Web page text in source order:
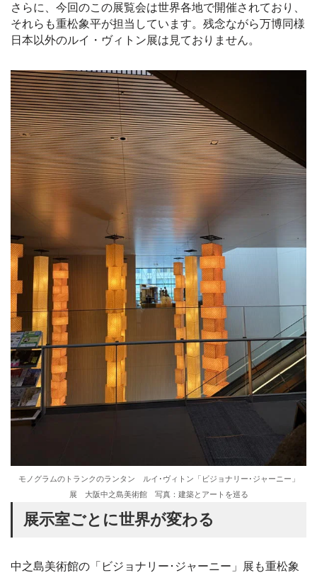
さらに、今回のこの展覧会は世界各地で開催されており、
それらも重松象平が担当しています。残念ながら万博同様
日本以外のルイ・ヴィトン展は見ておりません。
モノグラムのトランクのランタン ルイ･ヴィトン「ビジョナリー･ジャーニー」
展 大阪中之島美術館 写真：建築とアートを巡る
展示室ごとに世界が変わる
中之島美術館の「ビジョナリー･ジャーニー」展も重松象